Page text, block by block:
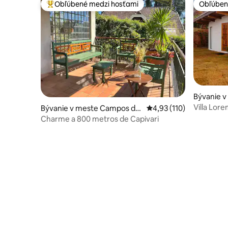
Najobľúbenejšie medzi hosťami
Obľúbené medzi hosťami
Bývanie v meste Campos do
Jordão
Priemerné
4,93 (110)
Charme a 800 metros de Capivari
Bývanie
Jordão
Villa